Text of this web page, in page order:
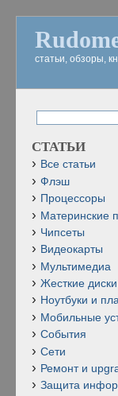
статьи, обзоры,
СТАТЬИ
Все статьи
Флэш
Процессоры
Материнские
Чипсеты
Видеокарты
Мультимедиа
Жесткие диски
Ноутбуки и
Мобильные
События
Сети
Ремонт и
Защита